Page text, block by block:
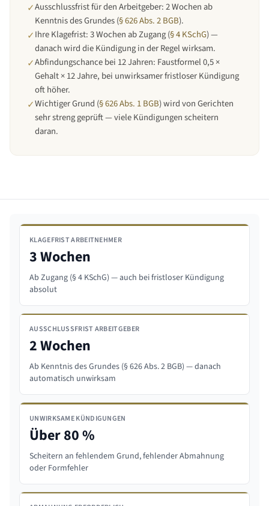
✓Ausschlussfrist für den Arbeitgeber: 2 Wochen ab
Kenntnis des Grundes (§ 626 Abs. 2 BGB).
✓Ihre Klagefrist: 3 Wochen ab Zugang (§ 4 KSchG) —
danach wird die Kündigung in der Regel wirksam.
✓Abfindungschance bei 12 Jahren: Faustformel 0,5 ×
Gehalt × 12 Jahre, bei unwirksamer fristloser Kündigung
oft höher.
✓Wichtiger Grund (§ 626 Abs. 1 BGB) wird von Gerichten
sehr streng geprüft — viele Kündigungen scheitern
daran.
KLAGEFRIST ARBEITNEHMER
3 Wochen
Ab Zugang (§ 4 KSchG) — auch bei fristloser Kündigung
absolut
AUSSCHLUSSFRIST ARBEITGEBER
2 Wochen
Ab Kenntnis des Grundes (§ 626 Abs. 2 BGB) — danach
automatisch unwirksam
UNWIRKSAME KÜNDIGUNGEN
Über 80 %
Scheitern an fehlendem Grund, fehlender Abmahnung
oder Formfehler